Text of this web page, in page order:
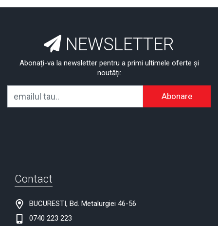
NEWSLETTER
Abonați-va la newsletter pentru a primi ultimele oferte și
noutăți:
Abonare
Contact
BUCURESTI, Bd. Metalurgiei 46-56
0740 223 223